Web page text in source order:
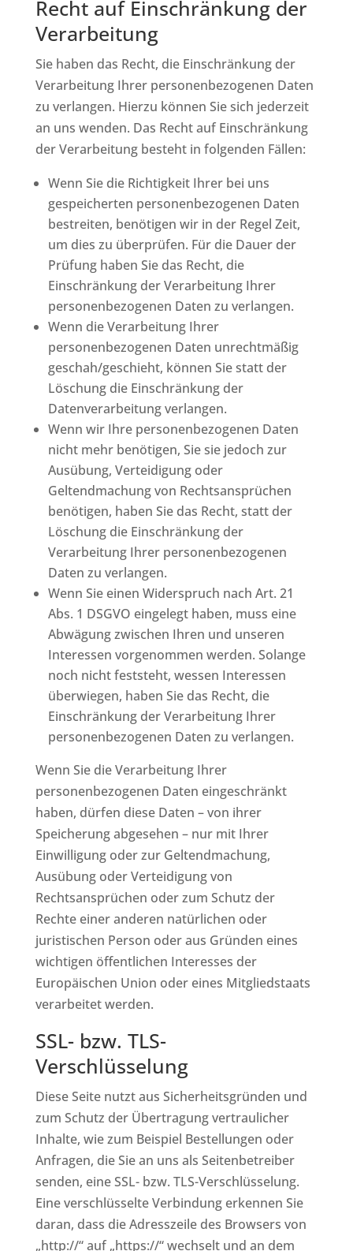
Recht auf Einschränkung der
Verarbeitung
Sie haben das Recht, die Einschränkung der
Verarbeitung Ihrer personenbezogenen Daten
zu verlangen. Hierzu können Sie sich jederzeit
an uns wenden. Das Recht auf Einschränkung
der Verarbeitung besteht in folgenden Fällen:
Wenn Sie die Richtigkeit Ihrer bei uns
gespeicherten personenbezogenen Daten
bestreiten, benötigen wir in der Regel Zeit,
um dies zu überprüfen. Für die Dauer der
Prüfung haben Sie das Recht, die
Einschränkung der Verarbeitung Ihrer
personenbezogenen Daten zu verlangen.
Wenn die Verarbeitung Ihrer
personenbezogenen Daten unrechtmäßig
geschah/geschieht, können Sie statt der
Löschung die Einschränkung der
Datenverarbeitung verlangen.
Wenn wir Ihre personenbezogenen Daten
nicht mehr benötigen, Sie sie jedoch zur
Ausübung, Verteidigung oder
Geltendmachung von Rechtsansprüchen
benötigen, haben Sie das Recht, statt der
Löschung die Einschränkung der
Verarbeitung Ihrer personenbezogenen
Daten zu verlangen.
Wenn Sie einen Widerspruch nach Art. 21
Abs. 1 DSGVO eingelegt haben, muss eine
Abwägung zwischen Ihren und unseren
Interessen vorgenommen werden. Solange
noch nicht feststeht, wessen Interessen
überwiegen, haben Sie das Recht, die
Einschränkung der Verarbeitung Ihrer
personenbezogenen Daten zu verlangen.
Wenn Sie die Verarbeitung Ihrer
personenbezogenen Daten eingeschränkt
haben, dürfen diese Daten – von ihrer
Speicherung abgesehen – nur mit Ihrer
Einwilligung oder zur Geltendmachung,
Ausübung oder Verteidigung von
Rechtsansprüchen oder zum Schutz der
Rechte einer anderen natürlichen oder
juristischen Person oder aus Gründen eines
wichtigen öffentlichen Interesses der
Europäischen Union oder eines Mitgliedstaats
verarbeitet werden.
SSL- bzw. TLS-
Verschlüsselung
Diese Seite nutzt aus Sicherheitsgründen und
zum Schutz der Übertragung vertraulicher
Inhalte, wie zum Beispiel Bestellungen oder
Anfragen, die Sie an uns als Seitenbetreiber
senden, eine SSL- bzw. TLS-Verschlüsselung.
Eine verschlüsselte Verbindung erkennen Sie
daran, dass die Adresszeile des Browsers von
„http://“ auf „https://“ wechselt und an dem